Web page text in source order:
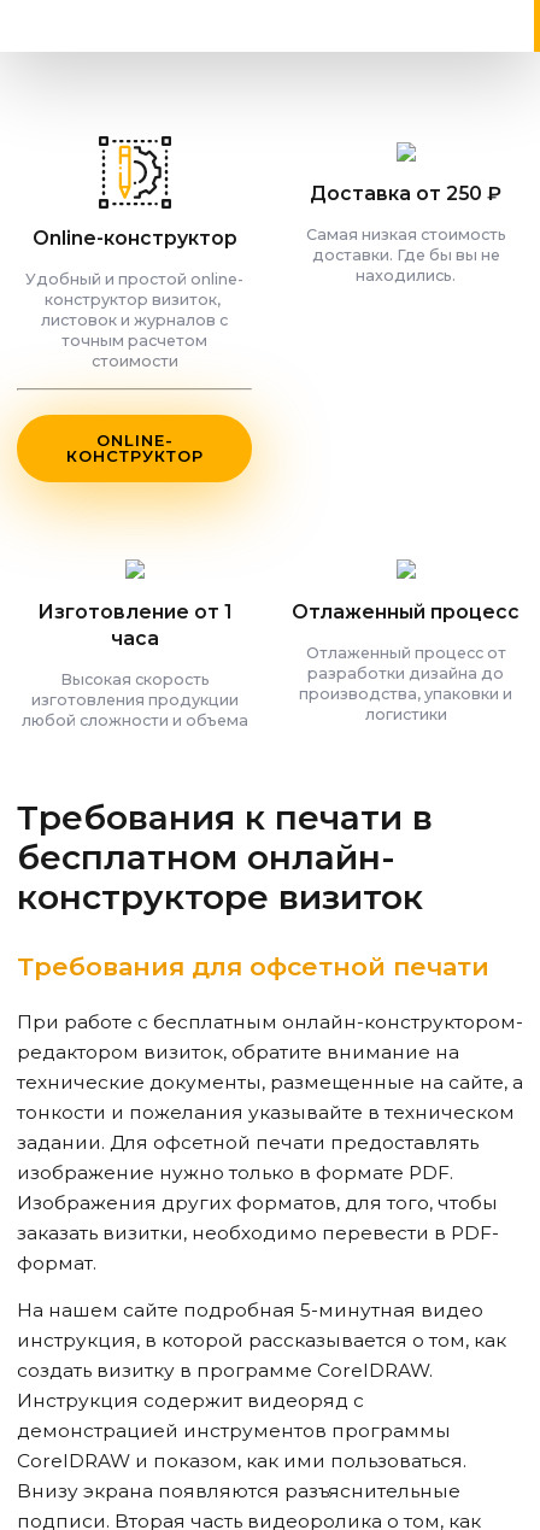
Online-конструктор
Удобный и простой online-
конструктор визиток,
листовок и журналов с
точным расчетом
стоимости
ONLINE-
КОНСТРУКТОР
Доставка от 250 ₽
Самая низкая стоимость
доставки. Где бы вы не
находились.
Изготовление от 1
часа
Высокая скорость
изготовления продукции
любой сложности и объема
Отлаженный процесс
Отлаженный процесс от
разработки дизайна до
производства, упаковки и
логистики
Требования к печати в
бесплатном онлайн-
конструкторе визиток
Требования для офсетной печати
При работе с бесплатным онлайн-конструктором-
редактором визиток, обратите внимание на
технические документы, размещенные на сайте, а
тонкости и пожелания указывайте в техническом
задании. Для офсетной печати предоставлять
изображение нужно только в формате PDF.
Изображения других форматов, для того, чтобы
заказать визитки, необходимо перевести в PDF-
формат.
На нашем сайте подробная 5-минутная видео
инструкция, в которой рассказывается о том, как
создать визитку в программе CorelDRAW.
Инструкция содержит видеоряд с
демонстрацией инструментов программы
CorelDRAW и показом, как ими пользоваться.
Внизу экрана появляются разъяснительные
подписи. Вторая часть видеоролика о том, как